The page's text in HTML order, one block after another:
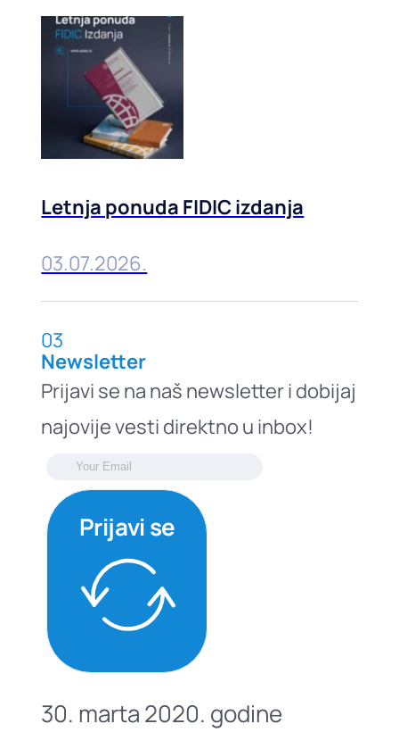
Letnja ponuda FIDIC izdanja
03.07.2026.
03
Newsletter
Prijavi se na naš newsletter i dobijaj
najovije vesti direktno u inbox!
Prijavi se
30. marta 2020. godine